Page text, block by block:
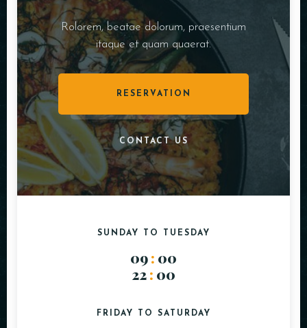
Rolorem, beatae dolorum, praesentium
itaque et quam quaerat.
RESERVATION
CONTACT US
SUNDAY TO TUESDAY
09: 00
22: 00
FRIDAY TO SATURDAY